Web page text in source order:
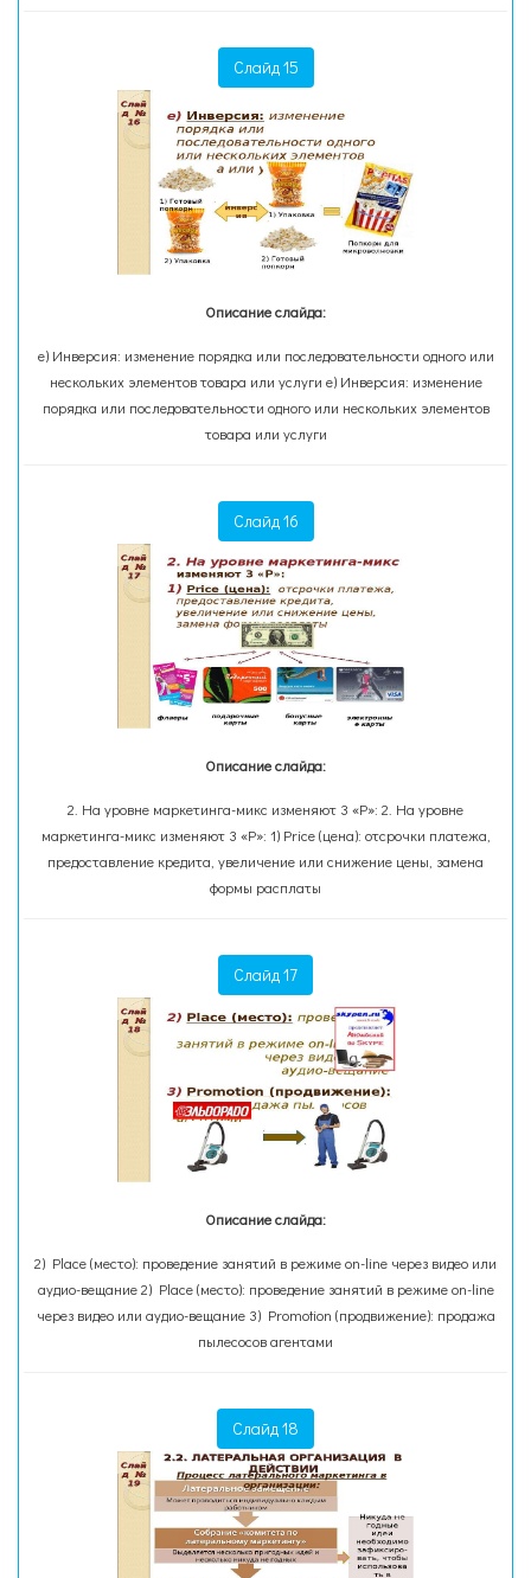
Слайд 15
Описание слайда:
е) Инверсия: изменение порядка или последовательности одного или
нескольких элементов товара или услуги е) Инверсия: изменение
порядка или последовательности одного или нескольких элементов
товара или услуги
Слайд 16
Описание слайда:
2. На уровне маркетинга-микс изменяют 3 «Р»: 2. На уровне
маркетинга-микс изменяют 3 «Р»: 1) Price (цена): отсрочки платежа,
предоставление кредита, увеличение или снижение цены, замена
формы расплаты
Слайд 17
Описание слайда:
2) Place (место): проведение занятий в режиме on-line через видео или
аудио-вещание 2) Place (место): проведение занятий в режиме on-line
через видео или аудио-вещание 3) Promotion (продвижение): продажа
пылесосов агентами
Слайд 18